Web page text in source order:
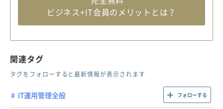
ビジネス+IT会員のメリットとは？
関連タグ
タグをフォローすると最新情報が表示されます
IT運用管理全般 フォローする